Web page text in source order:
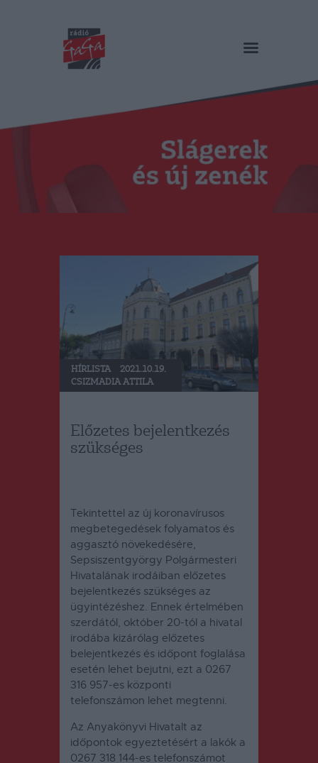
RÁDIÓ GAGA
Műsorok
Duma Duba
Podcast és videók
Stáb
HÍRLISTA
2021.10.19.
CSIZMADIA ATTILA
Előzetes bejelentkezés
szükséges
Tekintettel az új koronavírusos
megbetegedések folyamatos és
aggasztó növekedésére,
Sepsiszentgyörgy Polgármesteri
Hivatalának irodáiban előzetes
bejelentkezés szükséges az
ügyintézéshez. Ennek értelmében
szerdától, október 20-tól a hivatal
irodába kizárólag előzetes
belejentkezés és időpont foglalása
esetén lehet bejutni, ezt a 0267
316 957-es központi
telefonszámon lehet megtenni.
Az Anyakönyvi Hivatalt az
időpontok egyeztetésért a lakók a
0267 318 144-es telefonszámot